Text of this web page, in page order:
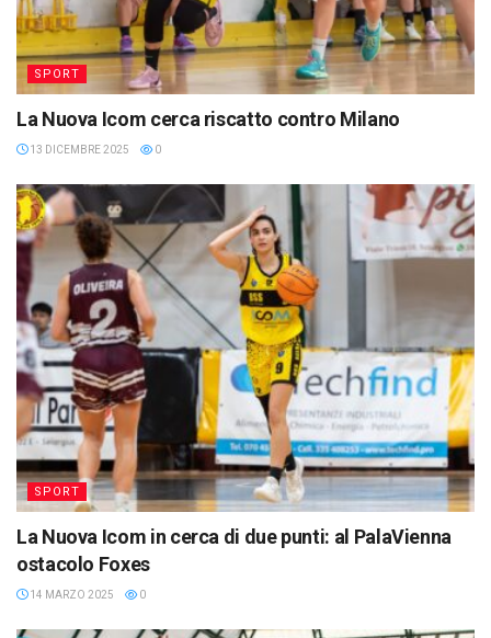
SPORT
La Nuova Icom cerca riscatto contro Milano
13 DICEMBRE 2025 0
SPORT
La Nuova Icom in cerca di due punti: al PalaVienna
ostacolo Foxes
14 MARZO 2025 0